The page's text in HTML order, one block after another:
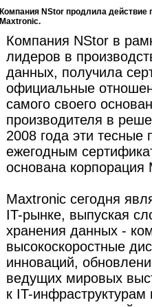
Компания NStor продлила действие
Maxtronic.
Компания NStor в
лидеров в
данных, получила
официальные
самого своего
производителя в
2008 года эти тесные
ежегодным
основана корпорация
Maxtronic сегодня
IT-рынке, выпуская
хранения данных -
высокоскоростные
инноваций,
ведущих мировых
к IT-